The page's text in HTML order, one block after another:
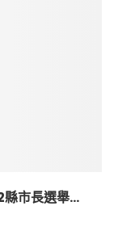
縣市長選舉...